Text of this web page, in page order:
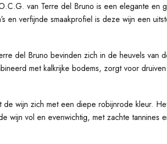
van Terre del Bruno is een elegante
en verfijnde smaakprofiel is deze wijn een
del Bruno bevinden zich in de heuvels van
met kalkrijke bodems, zorgt voor
de wijn zich met een diepe robijnrode kleur.
wijn vol en evenwichtig, met zachte tannines